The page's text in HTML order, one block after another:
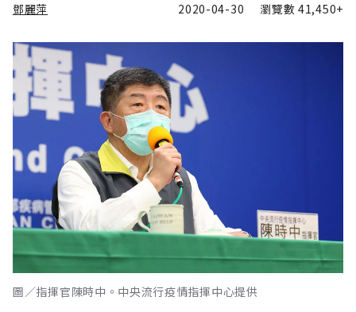
鄧麗萍 2020-04-30 瀏覽數41,450+
圖／指揮官陳時中。中央流行疫情指揮中心提供